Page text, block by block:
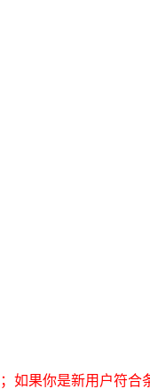
；如果你是新用户符合